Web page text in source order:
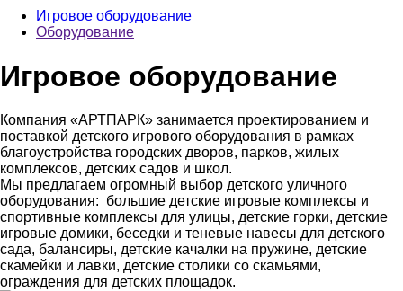
Игровое оборудование
Оборудование
Игровое оборудование
Компания «АРТПАРК» занимается проектированием и
поставкой детского игрового оборудования в рамках
благоустройства городских дворов, парков, жилых
комплексов, детских садов и школ.
Мы предлагаем огромный выбор детского уличного
оборудования: большие детские игровые комплексы и
спортивные комплексы для улицы, детские горки, детские
игровые домики, беседки и теневые навесы для детского
сада, балансиры, детские качалки на пружине, детские
скамейки и лавки, детские столики со скамьями,
ограждения для детских площадок.